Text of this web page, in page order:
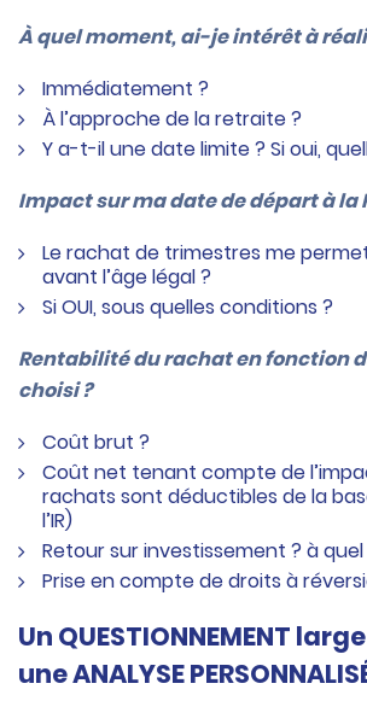
À quel moment, ai-je intérêt à
Immédiatement ?
À l’approche de la retraite ?
Y a-t-il une date limite ? Si oui,
Impact sur ma date de départ à la
Le rachat de trimestres me
avant l’âge légal ?
Si OUI, sous quelles conditions ?
Rentabilité du rachat en fonction
choisi ?
Coût brut ?
Coût net tenant compte de
rachats sont déductibles de la
l’IR)
Retour sur investissement ? à
Prise en compte de droits à
Un QUESTIONNEMENT
une ANALYSE